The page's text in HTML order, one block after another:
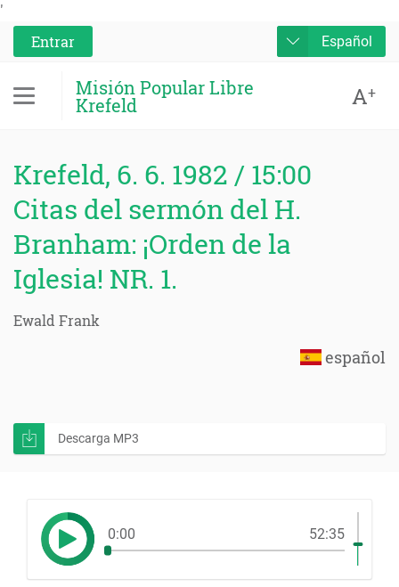
'
Entrar
Español
Misión Popular Libre
Krefeld A+
Krefeld, 6. 6. 1982 / 15:00
Citas del sermón del H.
Branham: ¡Orden de la
Iglesia! NR. 1.
Ewald Frank
español
Descarga MP3
0:00 52:35